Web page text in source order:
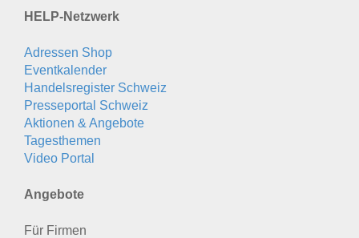
HELP-Netzwerk
Adressen Shop
Eventkalender
Handelsregister Schweiz
Presseportal Schweiz
Aktionen & Angebote
Tagesthemen
Video Portal
Angebote
Für Firmen